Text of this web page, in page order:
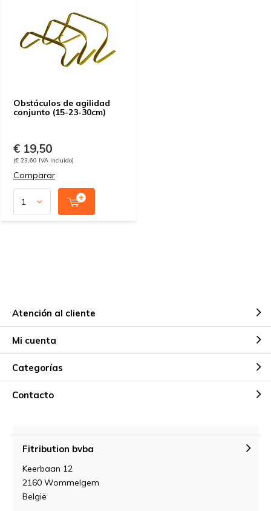
Obstáculos de agilidad
conjunto (15-23-30cm)
€ 19,50
(€ 23,60 IVA incluido)
Comparar
Atención al cliente
Mi cuenta
Categorías
Contacto
Fitribution bvba
Keerbaan 12
2160 Wommelgem
België